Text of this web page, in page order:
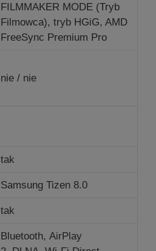
FILMMAKER MODE (Tryb
Filmowca), tryb HGiG, AMD
FreeSync Premium Pro
nie / nie
tak
Samsung Tizen 8.0
tak
Bluetooth, AirPlay